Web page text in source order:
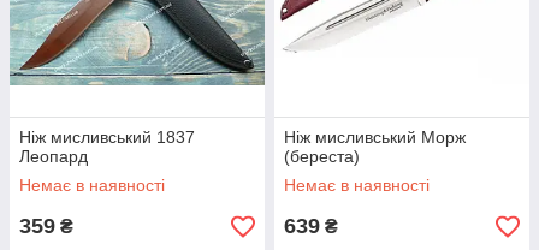
Ніж мисливський 1837
Леопард
Немає в наявності
359 ₴
Ніж мисливський Морж
(береста)
Немає в наявності
639 ₴